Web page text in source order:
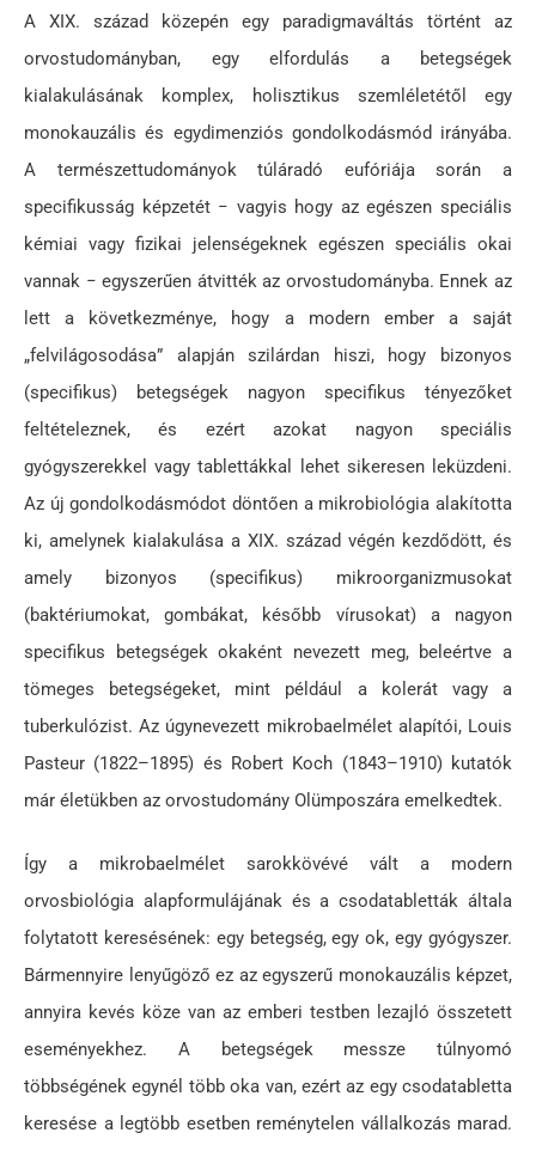
A XIX. század közepén egy paradigmaváltás történt az
orvostudományban, egy elfordulás a betegségek
kialakulásának komplex, holisztikus szemléletétől egy
monokauzális és egydimenziós gondolkodásmód irányába.
A természettudományok túláradó eufóriája során a
specifikusság képzetét − vagyis hogy az egészen speciális
kémiai vagy fizikai jelenségeknek egészen speciális okai
vannak − egyszerűen átvitték az orvostudományba. Ennek az
lett a következménye, hogy a modern ember a saját
„felvilágosodása” alapján szilárdan hiszi, hogy bizonyos
(specifikus) betegségek nagyon specifikus tényezőket
feltételeznek, és ezért azokat nagyon speciális
gyógyszerekkel vagy tablettákkal lehet sikeresen leküzdeni.
Az új gondolkodásmódot döntően a mikrobiológia alakította
ki, amelynek kialakulása a XIX. század végén kezdődött, és
amely bizonyos (specifikus) mikroorganizmusokat
(baktériumokat, gombákat, később vírusokat) a nagyon
specifikus betegségek okaként nevezett meg, beleértve a
tömeges betegségeket, mint például a kolerát vagy a
tuberkulózist. Az úgynevezett mikrobaelmélet alapítói, Louis
Pasteur (1822–1895) és Robert Koch (1843–1910) kutatók
már életükben az orvostudomány Olümposzára emelkedtek.
Így a mikrobaelmélet sarokkövévé vált a modern
orvosbiológia alapformulájának és a csodatabletták általa
folytatott keresésének: egy betegség, egy ok, egy gyógyszer.
Bármennyire lenyűgöző ez az egyszerű monokauzális képzet,
annyira kevés köze van az emberi testben lezajló összetett
eseményekhez. A betegségek messze túlnyomó
többségének egynél több oka van, ezért az egy csodatabletta
keresése a legtöbb esetben reménytelen vállalkozás marad.